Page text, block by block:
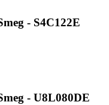
- S4C122E
- U8L080DE